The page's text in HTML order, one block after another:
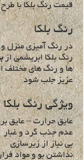
قیمت رنگ بلکا با طرح
رنگ بلکا
در رنگ آمیزی منزل و
رنگ بلکا ابریشمی از
ها و رنگ های مختلف
عزیز جلب شود
ویژگی رنگ بلکا
عایق حرارت – عایق
عدم جذب گرد و غبار
بی نیاز از زیرسازی
نداشتن بو و مواد